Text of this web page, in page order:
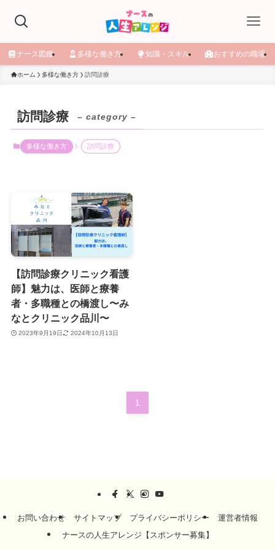
ナース図鑑 多様な働き方 知識・スキル おすすめの職場
ホーム 多様な働き方 訪問診療
訪問診療 – category –
多様な働き方 訪問診療
【訪問診療クリニック看護
師】魅力は、医師と療養
者・多職種との橋渡し〜み
なとクリニック品川〜
2023年9月19日 2024年10月13日
1
お問い合わせ サイトマップ プライバシーポリシー
運営者情報
ナースの人生アレンジ【スポンサー募集】